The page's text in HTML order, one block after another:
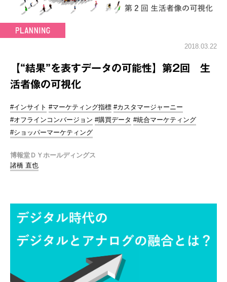
2018.03.22
【“結果”を表すデータの可能性】第2回 生
活者像の可視化
#インサイト #マーケティング指標 #カスタマージャーニー
#オフラインコンバージョン #購買データ #統合マーケティング
#ショッパーマーケティング
博報堂ＤＹホールディングス
諸橋 直也